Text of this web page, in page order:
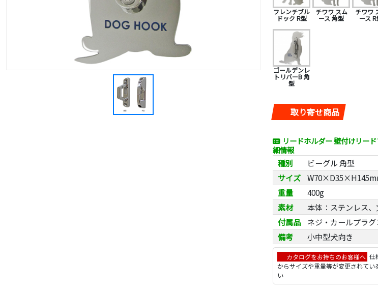
フレンチブル
ドック R型
チワワ スム
ース 角型
チワワ
ース
ゴールデンレ
トリバーB 角
型
取り寄せ商品
リードホルダー 壁付けリー
細情報
種別
ビーグル 角型
サイズ
重量
400g
素材
本体：ステンレス
付属品
ネジ・カールプラ
備考
小中型犬向き
カタログをお持ちのお客様へ 仕
からサイズや重量等が変更されて
い